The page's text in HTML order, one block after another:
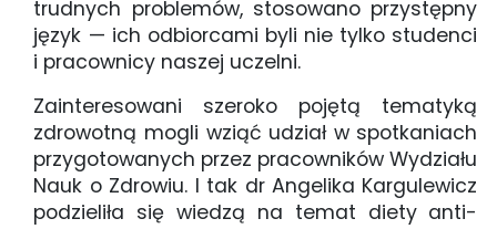
trudnych problemów, stosowano przystępny
język — ich odbiorcami byli nie tylko studenci
i pracownicy naszej uczelni.
Zainteresowani szeroko pojętą tematyką
zdrowotną mogli wziąć udział w spotkaniach
przygotowanych przez pracowników Wydziału
Nauk o Zdrowiu. I tak dr Angelika Kargulewicz
podzieliła się wiedzą na temat diety anti-